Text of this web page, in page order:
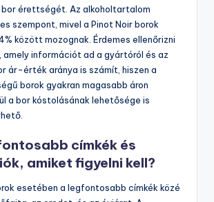
érettségét. Az alkoholtartalom
szempont, mivel a Pinot Noir borok
között mozognak. Érdemes ellenőrizni
amely információt ad a gyártóról és az
ár-érték aránya is számít, hiszen a
borok gyakran magasabb áron
a bor kóstolásának lehetősége is
címkék és
amiket figyelni kell?
esetében a legfontosabb címkék közé